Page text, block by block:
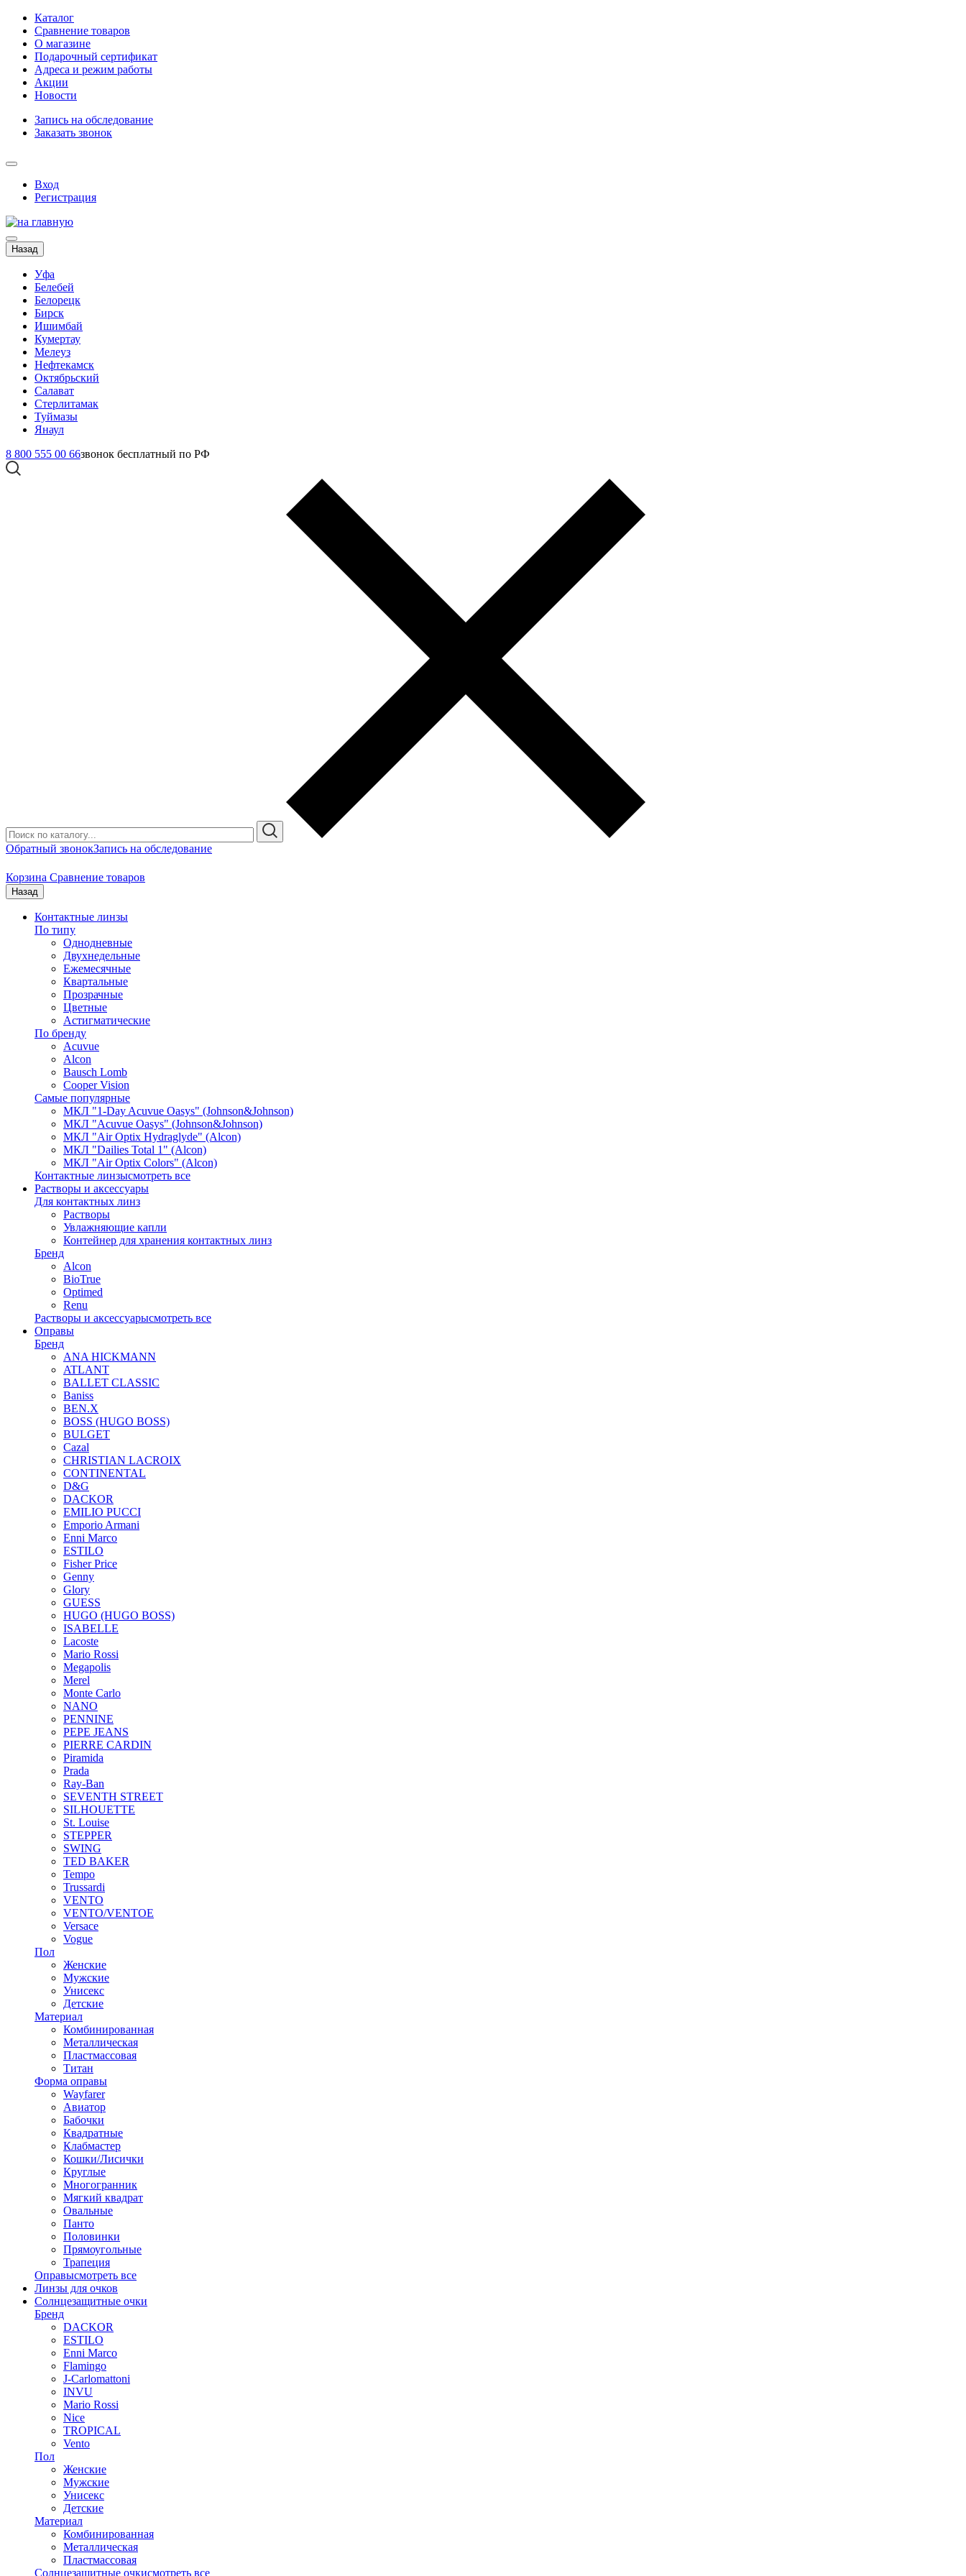
Каталог
Сравнение товаров
О магазине
Подарочный сертификат
Адреса и режим работы
Акции
Новости
Запись на обследование
Заказать звонок
Вход
Регистрация
Назад
Уфа
Белебей
Белорецк
Бирск
Ишимбай
Кумертау
Мелеуз
Нефтекамск
Октябрьский
Салават
Стерлитамак
Туймазы
Янаул
8 800 555 00 66звонок бесплатный по РФ
Обратный звонокЗапись на обследование
Корзина Сравнение товаров
Назад
Контактные линзы
По типу
Однодневные
Двухнедельные
Ежемесячные
Квартальные
Прозрачные
Цветные
Астигматические
По бренду
Acuvue
Alcon
Bausch Lomb
Cooper Vision
Самые популярные
МКЛ "1-Day Acuvue Oasys" (Johnson&Johnson)
МКЛ "Acuvue Oasys" (Johnson&Johnson)
МКЛ "Air Optix Hydraglyde" (Alcon)
МКЛ "Dailies Total 1" (Alcon)
МКЛ "Air Optix Colors" (Alcon)
Контактные линзысмотреть все
Растворы и аксессуары
Для контактных линз
Растворы
Увлажняющие капли
Контейнер для хранения контактных линз
Бренд
Alcon
BioTrue
Optimed
Renu
Растворы и аксессуарысмотреть все
Оправы
Бренд
ANA HICKMANN
ATLANT
BALLET CLASSIC
Baniss
BEN.X
BOSS (HUGO BOSS)
BULGET
Cazal
CHRISTIAN LACROIX
CONTINENTAL
D&G
DACKOR
EMILIO PUCCI
Emporio Armani
Enni Marco
ESTILO
Fisher Price
Genny
Glory
GUESS
HUGO (HUGO BOSS)
ISABELLE
Lacoste
Mario Rossi
Megapolis
Merel
Monte Carlo
NANO
PENNINE
PEPE JEANS
PIERRE CARDIN
Piramida
Prada
Ray-Ban
SEVENTH STREET
SILHOUETTE
St. Louise
STEPPER
SWING
TED BAKER
Tempo
Trussardi
VENTO
VENTO/VENTOE
Versace
Vogue
Пол
Женские
Мужские
Унисекс
Детские
Материал
Комбинированная
Металлическая
Пластмассовая
Титан
Форма оправы
Wayfarer
Авиатор
Бабочки
Квадратные
Клабмастер
Кошки/Лисички
Круглые
Многогранник
Мягкий квадрат
Овальные
Панто
Половинки
Прямоугольные
Трапеция
Оправысмотреть все
Линзы для очков
Солнцезащитные очки
Бренд
DACKOR
ESTILO
Enni Marco
Flamingo
J-Carlomattoni
INVU
Mario Rossi
Nice
TROPICAL
Vento
Пол
Женские
Мужские
Унисекс
Детские
Материал
Комбинированная
Металлическая
Пластмассовая
Солнцезащитные очкисмотреть все